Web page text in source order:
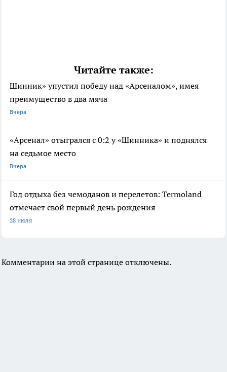
Читайте также:
Шинник» упустил победу над «Арсеналом», имея
преимущество в два мяча
Вчера
«Арсенал» отыгрался с 0:2 у «Шинника» и поднялся
на седьмое место
Вчера
Год отдыха без чемоданов и перелетов: Termoland
отмечает свой первый день рождения
28 июля
Комментарии на этой странице отключены.